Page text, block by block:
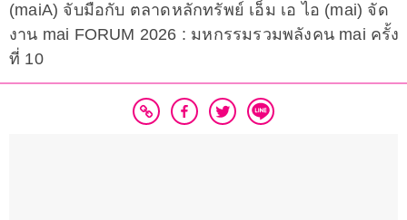
(maiA) จับมือกับ ตลาดหลักทรัพย์ เอ็ม เอ ไอ (mai) จัด
งาน mai FORUM 2026 : มหกรรมรวมพลังคน mai ครั้ง
ที่ 10